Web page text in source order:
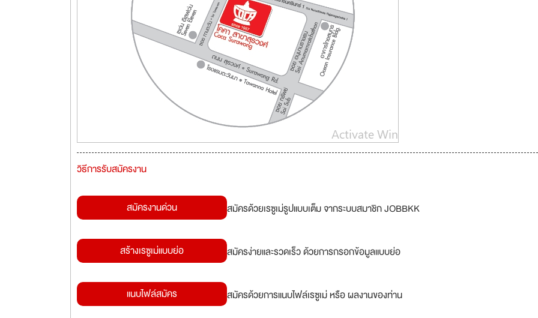
วิธีการรับสมัครงาน
สมัครงานด่วน สมัครด้วยเรซูเม่รูปแบบเต็ม จากระบบสมาชิก JOBBKK
สร้างเรซูเม่แบบย่อ สมัครง่ายและรวดเร็ว ด้วยการกรอกข้อมูลแบบย่อ
แนบไฟล์สมัคร สมัครด้วยการแนบไฟล์เรซูเม่ หรือ ผลงานของท่าน